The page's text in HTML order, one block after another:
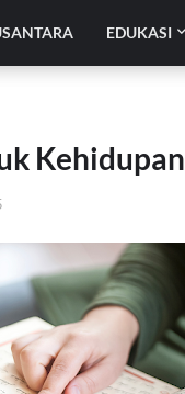
EDUKASI
Kehidupan